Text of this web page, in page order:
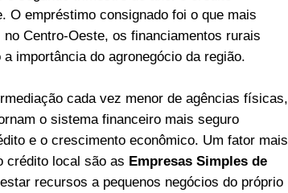
O empréstimo consignado foi o que mais
Centro-Oeste, os financiamentos rurais
importância do agronegócio da região.
cada vez menor de agências físicas,
o sistema financeiro mais seguro
e o crescimento econômico. Um fator mais
crédito local são as Empresas Simples de
recursos a pequenos negócios do próprio